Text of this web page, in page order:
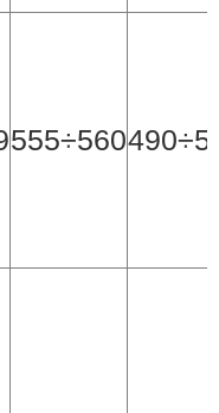
555÷560